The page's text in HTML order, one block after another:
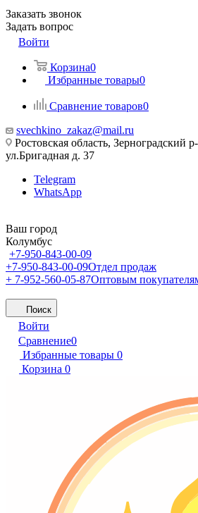
Заказать звонок
Задать вопрос
Войти
Корзина0
Избранные товары0
Сравнение товаров0
svechkino_zakaz@mail.ru
Ростовская область, Зерноградский
ул.Бригадная д. 37
Telegram
WhatsApp
Ваш город
Колумбус
+7-950-843-00-09
+7-950-843-00-09Отдел продаж
+ 7-952-560-05-87Оптовым
Поиск
Войти
Сравнение0
Избранные товары 0
Корзина 0